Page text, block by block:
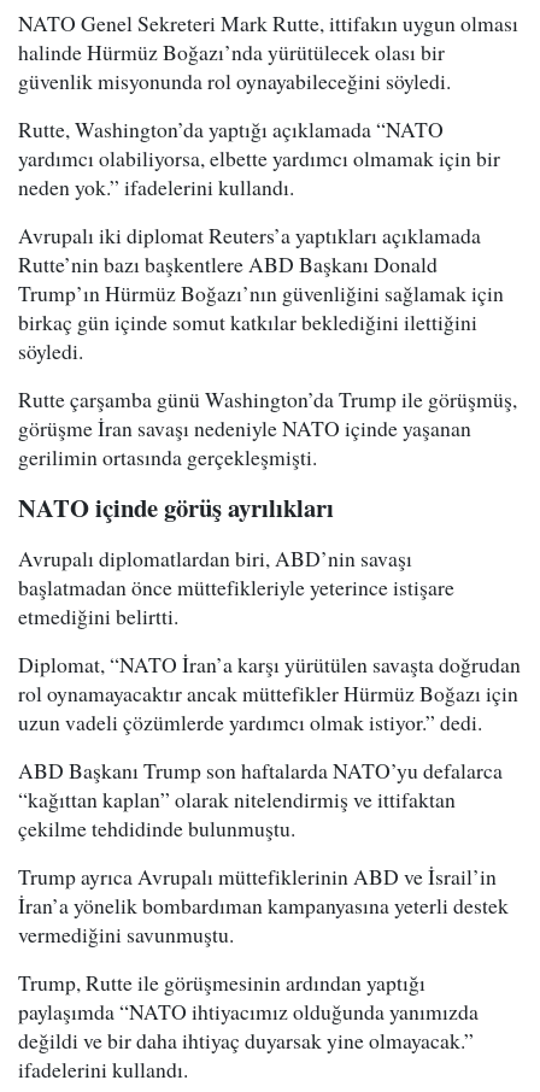
NATO Genel Sekreteri Mark Rutte, ittifakın uygun olması
halinde Hürmüz Boğazı’nda yürütülecek olası bir
güvenlik misyonunda rol oynayabileceğini söyledi.
Rutte, Washington’da yaptığı açıklamada “NATO
yardımcı olabiliyorsa, elbette yardımcı olmamak için bir
neden yok.” ifadelerini kullandı.
Avrupalı iki diplomat Reuters’a yaptıkları açıklamada
Rutte’nin bazı başkentlere ABD Başkanı Donald
Trump’ın Hürmüz Boğazı’nın güvenliğini sağlamak için
birkaç gün içinde somut katkılar beklediğini ilettiğini
söyledi.
Rutte çarşamba günü Washington’da Trump ile görüşmüş,
görüşme İran savaşı nedeniyle NATO içinde yaşanan
gerilimin ortasında gerçekleşmişti.
NATO içinde görüş ayrılıkları
Avrupalı diplomatlardan biri, ABD’nin savaşı
başlatmadan önce müttefikleriyle yeterince istişare
etmediğini belirtti.
Diplomat, “NATO İran’a karşı yürütülen savaşta doğrudan
rol oynamayacaktır ancak müttefikler Hürmüz Boğazı için
uzun vadeli çözümlerde yardımcı olmak istiyor.” dedi.
ABD Başkanı Trump son haftalarda NATO’yu defalarca
“kağıttan kaplan” olarak nitelendirmiş ve ittifaktan
çekilme tehdidinde bulunmuştu.
Trump ayrıca Avrupalı müttefiklerinin ABD ve İsrail’in
İran’a yönelik bombardıman kampanyasına yeterli destek
vermediğini savunmuştu.
Trump, Rutte ile görüşmesinin ardından yaptığı
paylaşımda “NATO ihtiyacımız olduğunda yanımızda
değildi ve bir daha ihtiyaç duyarsak yine olmayacak.”
ifadelerini kullandı.